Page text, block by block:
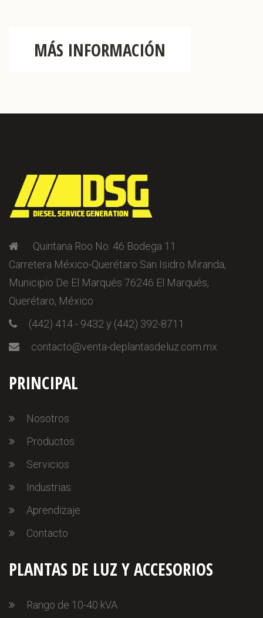
MÁS INFORMACIÓN
Quintana Roo No. 46 Bodega 11
Carretera México-Querétaro San Isidro Miranda,
Municipio De El Marqués 76246 El Marqués,
Querétaro, México
(442) 414 - 9432 y (442) 392-8711
contacto@venta-deplantasdeluz.com.mx
PRINCIPAL
Nosotros
Productos
Servicios
Industrias
Aprendizaje
Contacto
PLANTAS DE LUZ Y ACCESORIOS
Rango de 10-40 kVA